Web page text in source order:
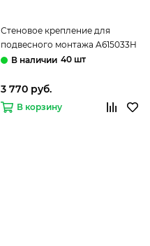
Стеновое крепление для
подвесного монтажа A615033H
белый Rapid-Accessories Arte
40 шт
3 770 руб.
В корзину